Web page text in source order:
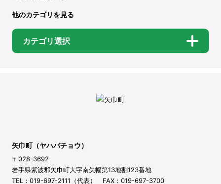
他のカテゴリを見る
カテゴリ選択
矢巾町（ヤハバチョウ）
〒028-3692
岩手県紫波郡矢巾町大字南矢幅第13地割123番地
TEL：019-697-2111（代表） FAX：019-697-3700